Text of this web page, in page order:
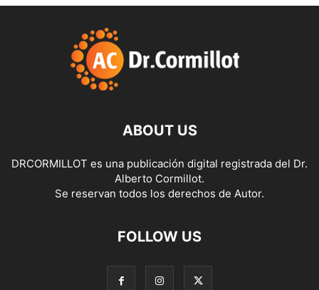
ABOUT US
DRCORMILLOT es una publicación digital registrada del Dr.
Alberto Cormillot.
Se reservan todos los derechos de Autor.
FOLLOW US